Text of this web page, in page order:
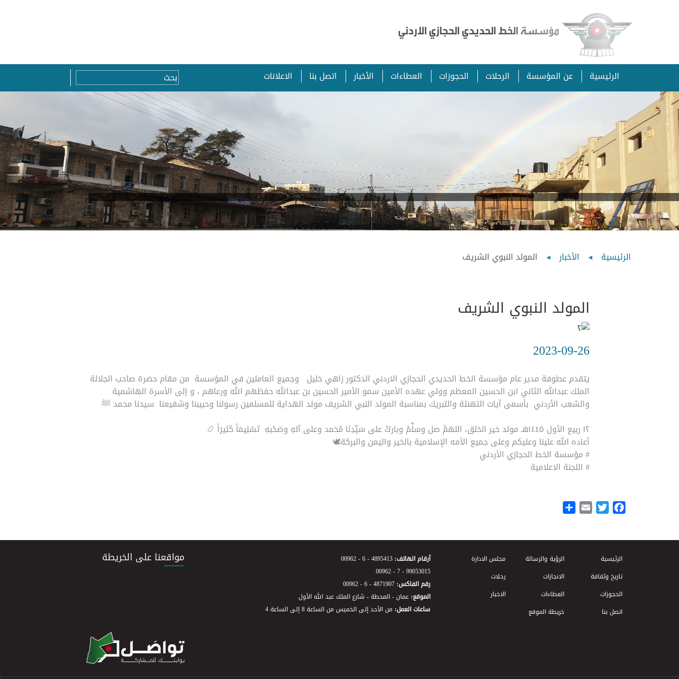
مؤسسة الخط الحديدي الحجازي الاردني
الرئيسية عن المؤسسة الرحلات الحجوزات العطاءات الأخبار اتصل بنا الاعلانات Search
Breadcrumb
الرئيسية الأخبار المولد النبوي الشريف
المولد النبوي الشريف
2023-09-26
يتقدم عطوفة مدير عام مؤسسة الخط الحديدي الحجازي الاردني الدكتور زاهي خليل وجميع العاملين في المؤسسة من مقام حضرة صاحب الجلالة
الملك عبدالله الثاني ابن الحسين المعظم وولي عهده الأمين سمو الأمير الحسين بن عبدالله حفظهم الله ورعاهم ، و إلى الأسرة الهاشمية
والشعب الأردني بأسمى آيات التهنئة والتبريك بمناسبة المولد النبي الشريف مولد الهداية للمسلمين رسولنا وحبيبنا وشفيعنا سيدنا محمد ﷺ
١٢ ربيع الأول ١٤٤٥هـ مولد خير الخلق، اللهمَّ صل وسَلِّمْ وباركْ على سَيِّدِنَا مُحَمد وعلى آلهِ وصَحْبهِ تَسْلِيمَاً كَثيرَاً 📿
أعاده الله علينا وعليكم وعلى جميع الأمه الإسلامية بالخير واليمن والبركة🕊
# مؤسسة الخط الحجازي الأردني
# اللجنة الاعلامية
Facebook
Twitter
Email
Footer Menu
الرئيسية الرؤية والرسالة
مجلس الادارة
تاريخ وثقافة
الانجازات
رحلات
الحجوزات
العطاءات
الاخبار
اتصل بنا
خريطة الموقع
أرقام الهاتف: 00962 - 6 - 4895413
00962 - 7 - 99053015
رقم الفاكس: 00962 - 6 - 4871907
الموقع: عمان - المحطة - شارع الملك عبد الله الأول
ساعات العمل: من الأحد إلى الخميس من الساعة 8 إلى الساعة 4
مواقعنا على الخريطة